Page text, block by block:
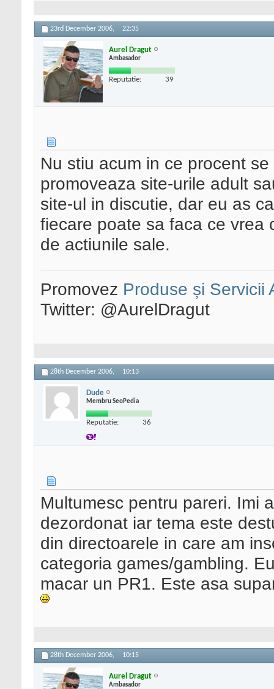
23rd December 2006, 22:35
Aurel Dragut
Ambasador
Reputatie: 39
Nu stiu acum in ce procent
promoveaza site-urile adult
site-ul in discutie, dar eu as
fiecare poate sa faca ce vrea
de actiunile sale.
Promovez Produse și Servicii
Twitter: @AurelDragut
28th December 2006, 10:13
Dude
Membru SeoPedia
Reputatie: 36
Multumesc pentru pareri. Imi
dezordonat iar tema este
din directoarele in care am
categoria games/gambling.
macar un PR1. Este asa
28th December 2006, 10:15
Aurel Dragut
Ambasador